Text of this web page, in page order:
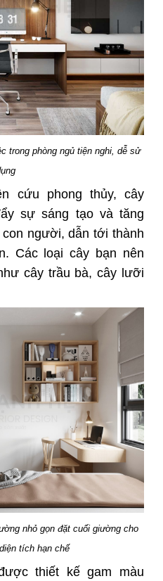
trong phòng ngủ tiện nghi, dễ sử
cứu phong thủy, cây
sự sáng tạo và tăng
người, dẫn tới thành
Các loại cây bạn nên
cây trầu bà, cây lưỡi
nhỏ gọn đặt cuối giường cho
tích hạn chế
thiết kế gam màu